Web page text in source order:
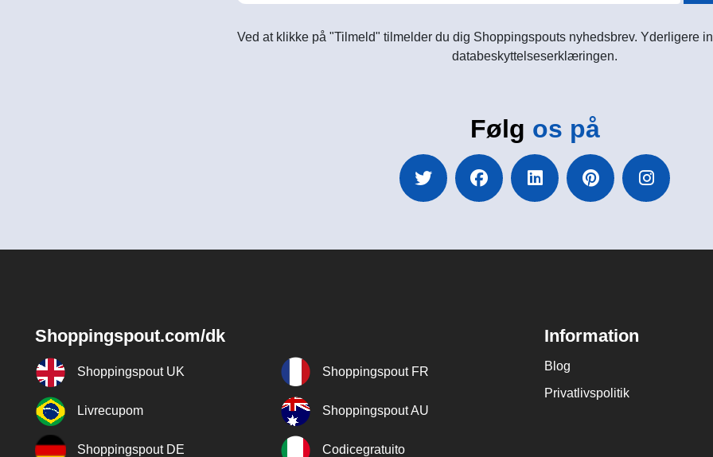
Ved at klikke på "Tilmeld" tilmelder du dig Shoppingspouts nyhedsbrev. Yderligere
databeskyttelseserklæringen.
Følg os på
Shoppingspout.com/dk
Shoppingspout UK Shoppingspout FR
Livrecupom Shoppingspout AU
Shoppingspout DE Codicegratuito
Information
Blog
Privatlivspolitik